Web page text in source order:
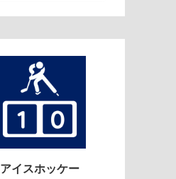
アイスホッケー